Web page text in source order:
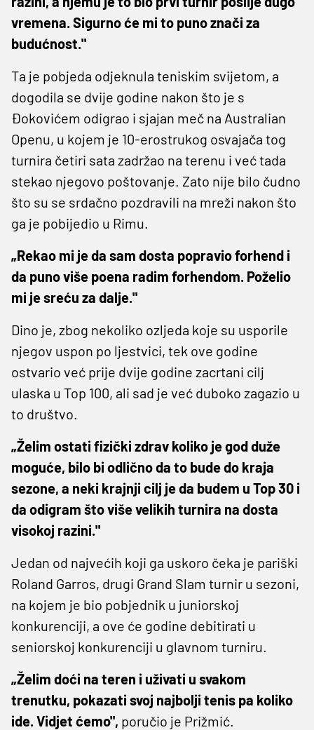
vremena. Sigurno će mi to puno znači za
budućnost."
Ta je pobjeda odjeknula teniskim svijetom, a
dogodila se dvije godine nakon što je s
Đokovićem odigrao i sjajan meč na Australian
Openu, u kojem je 10-erostrukog osvajača tog
turnira četiri sata zadržao na terenu i već tada
stekao njegovo poštovanje. Zato nije bilo čudno
što su se srdačno pozdravili na mreži nakon što
ga je pobijedio u Rimu.
„Rekao mi je da sam dosta popravio forhend i
da puno više poena radim forhendom. Poželio
mi je sreću za dalje."
Dino je, zbog nekoliko ozljeda koje su usporile
njegov uspon po ljestvici, tek ove godine
ostvario već prije dvije godine zacrtani cilj
ulaska u Top 100, ali sad je već duboko zagazio u
to društvo.
„Želim ostati fizički zdrav koliko je god duže
moguće, bilo bi odlično da to bude do kraja
sezone, a neki krajnji cilj je da budem u Top 30 i
da odigram što više velikih turnira na dosta
visokoj razini."
Jedan od najvećih koji ga uskoro čeka je pariški
Roland Garros, drugi Grand Slam turnir u sezoni,
na kojem je bio pobjednik u juniorskoj
konkurenciji, a ove će godine debitirati u
seniorskoj konkurenciji u glavnom turniru.
„Želim doći na teren i uživati u svakom
trenutku, pokazati svoj najbolji tenis pa koliko
ide. Vidjet ćemo", poručio je Prižmić.